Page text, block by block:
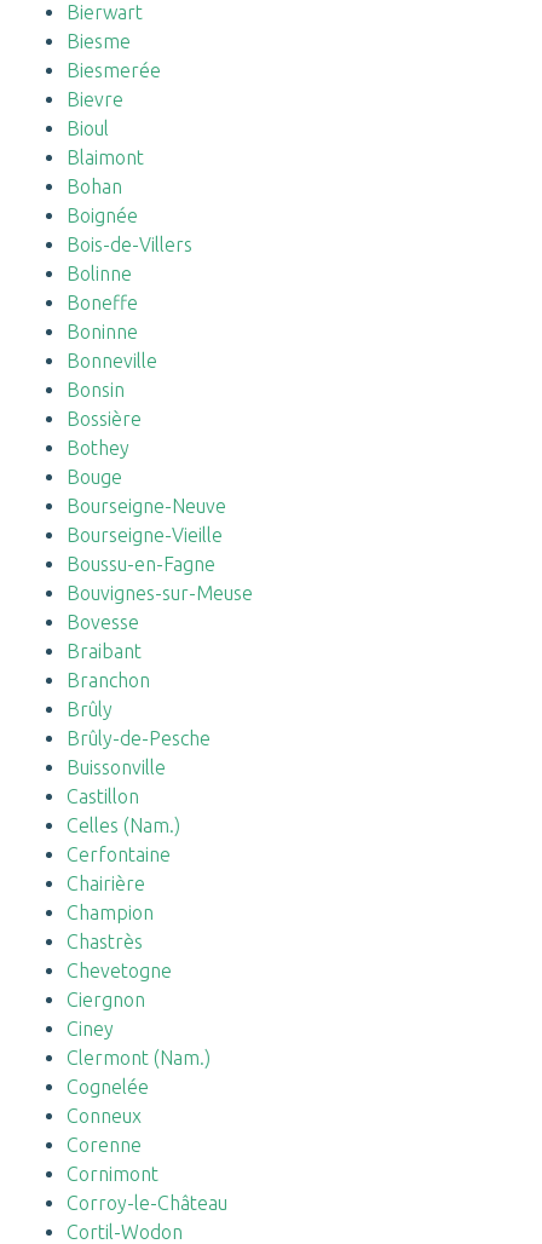
Bierwart
Biesme
Biesmerée
Bievre
Bioul
Blaimont
Bohan
Boignée
Bois-de-Villers
Bolinne
Boneffe
Boninne
Bonneville
Bonsin
Bossière
Bothey
Bouge
Bourseigne-Neuve
Bourseigne-Vieille
Boussu-en-Fagne
Bouvignes-sur-Meuse
Bovesse
Braibant
Branchon
Brûly
Brûly-de-Pesche
Buissonville
Castillon
Celles (Nam.)
Cerfontaine
Chairière
Champion
Chastrès
Chevetogne
Ciergnon
Ciney
Clermont (Nam.)
Cognelée
Conneux
Corenne
Cornimont
Corroy-le-Château
Cortil-Wodon